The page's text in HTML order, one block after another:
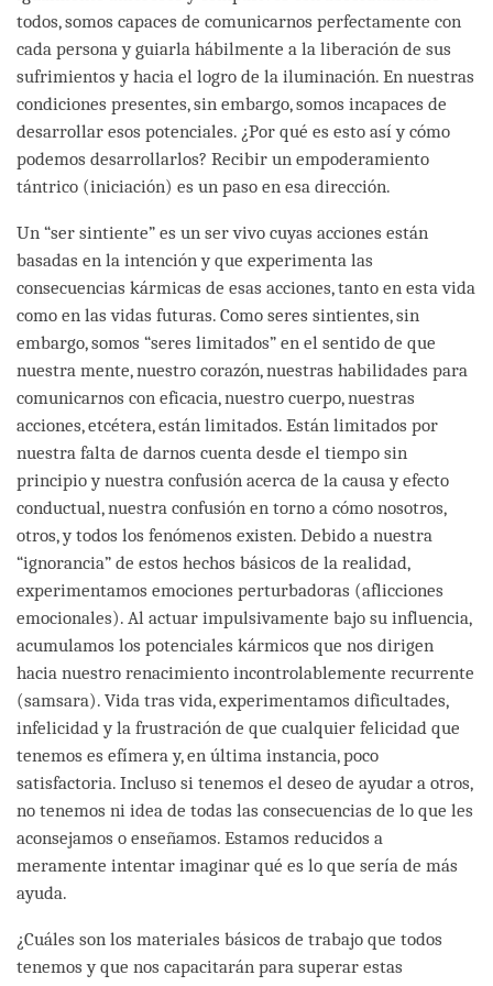
todos, somos capaces de comunicarnos perfectamente con
cada persona y guiarla hábilmente a la liberación de sus
sufrimientos y hacia el logro de la iluminación. En nuestras
condiciones presentes, sin embargo, somos incapaces de
desarrollar esos potenciales. ¿Por qué es esto así y cómo
podemos desarrollarlos? Recibir un empoderamiento
tántrico (iniciación) es un paso en esa dirección.
Un “ser sintiente” es un ser vivo cuyas acciones están
basadas en la intención y que experimenta las
consecuencias kármicas de esas acciones, tanto en esta vida
como en las vidas futuras. Como seres sintientes, sin
embargo, somos “seres limitados” en el sentido de que
nuestra mente, nuestro corazón, nuestras habilidades para
comunicarnos con eficacia, nuestro cuerpo, nuestras
acciones, etcétera, están limitados. Están limitados por
nuestra falta de darnos cuenta desde el tiempo sin
principio y nuestra confusión acerca de la causa y efecto
conductual, nuestra confusión en torno a cómo nosotros,
otros, y todos los fenómenos existen. Debido a nuestra
“ignorancia” de estos hechos básicos de la realidad,
experimentamos emociones perturbadoras (aflicciones
emocionales). Al actuar impulsivamente bajo su influencia,
acumulamos los potenciales kármicos que nos dirigen
hacia nuestro renacimiento incontrolablemente recurrente
(samsara). Vida tras vida, experimentamos dificultades,
infelicidad y la frustración de que cualquier felicidad que
tenemos es efímera y, en última instancia, poco
satisfactoria. Incluso si tenemos el deseo de ayudar a otros,
no tenemos ni idea de todas las consecuencias de lo que les
aconsejamos o enseñamos. Estamos reducidos a
meramente intentar imaginar qué es lo que sería de más
ayuda.
¿Cuáles son los materiales básicos de trabajo que todos
tenemos y que nos capacitarán para superar estas